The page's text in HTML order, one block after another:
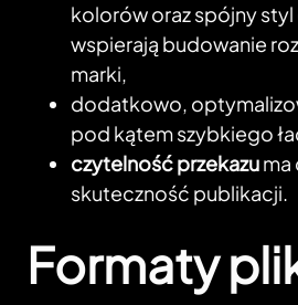
kolorów oraz spójny
wspierają budowanie
marki,
dodatkowo,
pod kątem szybkiego
czytelność przekazuma
skuteczność publikacji.
Formaty